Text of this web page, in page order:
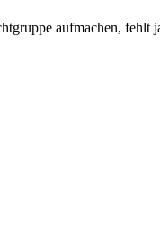
aufmachen, fehlt